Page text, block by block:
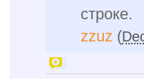
строке.
zzuz (